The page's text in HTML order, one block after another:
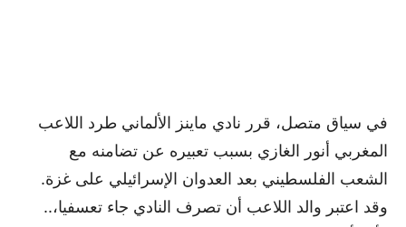
في سياق متصل، قرر نادي ماينز الألماني طرد اللاعب
المغربي أنور الغازي بسبب تعبيره عن تضامنه مع
الشعب الفلسطيني بعد العدوان الإسرائيلي على غزة.
وقد اعتبر والد اللاعب أن تصرف النادي جاء تعسفيا،..